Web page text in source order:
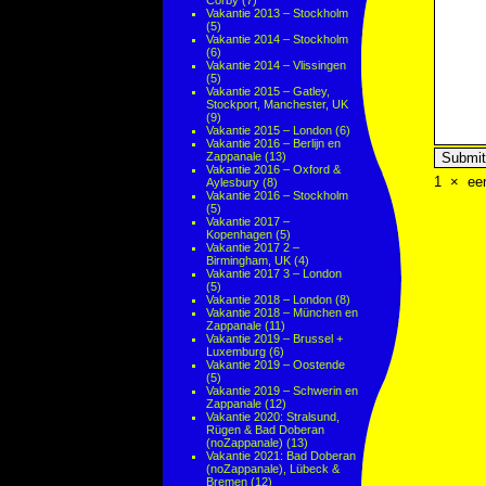
Vakantie 2013 – Stockholm
(5)
Vakantie 2014 – Stockholm
(6)
Vakantie 2014 – Vlissingen
(5)
Vakantie 2015 – Gatley,
Stockport, Manchester, UK
(9)
Vakantie 2015 – London (6)
Vakantie 2016 – Berlijn en
Zappanale (13)
Vakantie 2016 – Oxford &
Aylesbury (8)
Vakantie 2016 – Stockholm
(5)
Vakantie 2017 –
Kopenhagen (5)
Vakantie 2017 2 –
Birmingham, UK (4)
Vakantie 2017 3 – London
(5)
Vakantie 2018 – London (8)
Vakantie 2018 – München en
Zappanale (11)
Vakantie 2019 – Brussel +
Luxemburg (6)
Vakantie 2019 – Oostende
(5)
Vakantie 2019 – Schwerin en
Zappanale (12)
Vakantie 2020: Stralsund,
Rügen & Bad Doberan
(noZappanale) (13)
Vakantie 2021: Bad Doberan
(noZappanale), Lübeck &
Bremen (12)
1 ×